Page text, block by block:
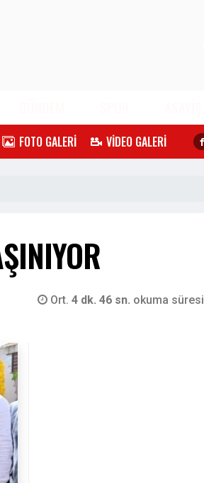
FOTO GALERİ VİDEO GALERİ
Ort. 4 dk. 46 sn. okuma süresi